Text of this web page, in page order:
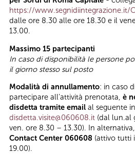
https://www.segnidiintegrazione.it/
dalle ore 8.30 alle ore 18.30 e il
13.00.
Massimo 15 partecipanti
In caso di disponibilità le persone
il giorno stesso sul posto
Modalità di annullamento: in caso
partecipare all’attività prenotata, è
disdetta tramite email al seguente
disdetta.visite@060608.it (dal lun.al
ven. ore 8.30 – 13.30). In
Contact Center 060608 (attivo tutti
19.00).